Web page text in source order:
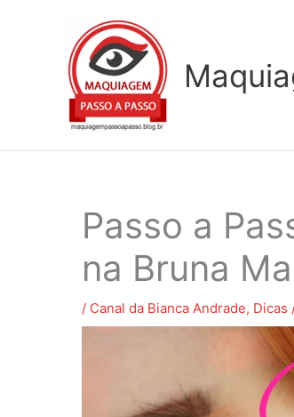
Passo a
na Bruna
/ Canal da Bianca Andrade, Dicas